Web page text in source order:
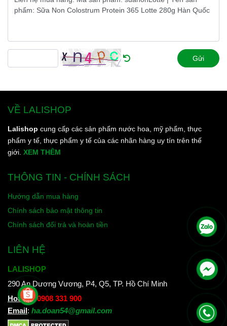
Gửi
VỀ LALISHOP
Lalishop cung cấp các sản phẩm nước hoa, mỹ phẩm, thực
phẩm y tế, thực phẩm y tế của các nhãn hàng uy tín trên thế
giới. XEM THÊM
THÔNG TIN - CHÍNH SÁCH
Hướng dẫn mua hàng
Chính sách bảo mật thông tin
Chính sách đổi trả và hoàn tiền
LIÊN HỆ
LALISHOP
290 An Dương Vương, P4, Q5, TP. Hồ Chí Minh
Hotline: 0908 331 900
Email: ha.doan54@gmail.com